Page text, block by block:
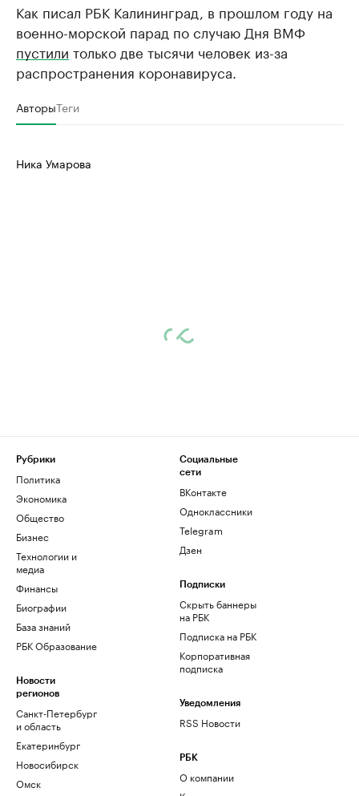
Как писал РБК Калининград, в прошлом году на
военно-морской парад по случаю Дня ВМФ
пустили только две тысячи человек из-за
распространения коронавируса.
АвторыТеги
Ника Умарова
Рубрики
Политика
Экономика
Общество
Бизнес
Технологии и
медиа
Финансы
Биографии
База знаний
РБК Образование
Новости
регионов
Санкт-Петербург
и область
Екатеринбург
Новосибирск
Омск
Социальные
сети
ВКонтакте
Одноклассники
Telegram
Дзен
Подписки
Скрыть баннеры
на РБК
Подписка на РБК
Корпоративная
подписка
Уведомления
RSS Новости
РБК
О компании